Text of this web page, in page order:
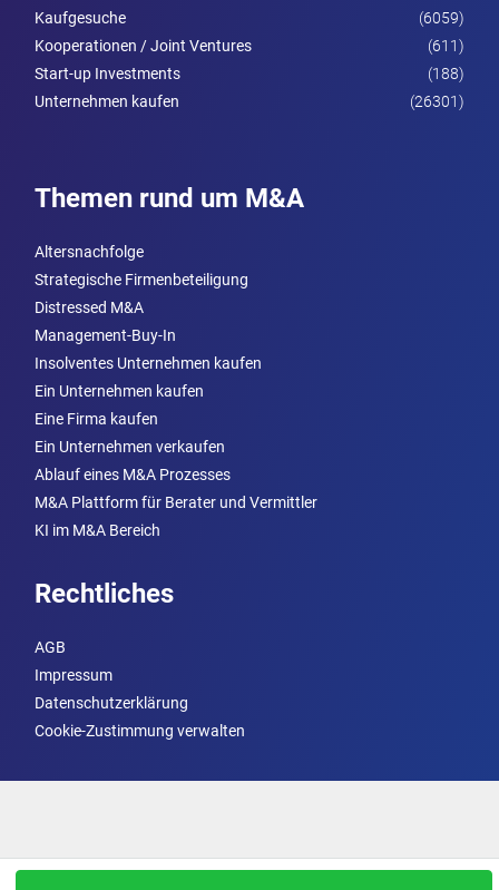
Kaufgesuche
(6059)
Kooperationen / Joint Ventures
(611)
Start-up Investments
(188)
Unternehmen kaufen
(26301)
Themen rund um M&A
Altersnachfolge
Strategische Firmenbeteiligung
Distressed M&A
Management-Buy-In
Insolventes Unternehmen kaufen
Ein Unternehmen kaufen
Eine Firma kaufen
Ein Unternehmen verkaufen
Ablauf eines M&A Prozesses
M&A Plattform für Berater und Vermittler
KI im M&A Bereich
Rechtliches
AGB
Impressum
Datenschutzerklärung
Cookie-Zustimmung verwalten